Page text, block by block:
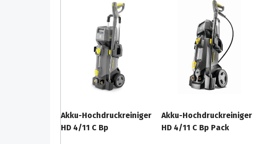
Akku-Hochdruckreiniger
HD 4/11 C Bp
Akku-Hochdruckreiniger
HD 4/11 C Bp Pack